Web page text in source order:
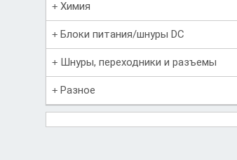
Химия
Блоки питания/шнуры DC
Шнуры, переходники и разъемы
Разное